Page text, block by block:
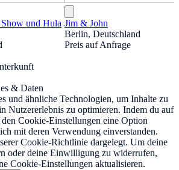
und Hula Jim & John
Berlin, Deutschland
Preis auf Anfrage
& Daten
und ähnliche Technologien, um Inhalte zu
Nutzererlebnis zu optimieren. Indem du auf
Cookie-Einstellungen eine Option
mit deren Verwendung einverstanden.
Cookie-Richtlinie dargelegt. Um deine
oder deine Einwilligung zu widerrufen,
Cookie-Einstellungen aktualisieren.